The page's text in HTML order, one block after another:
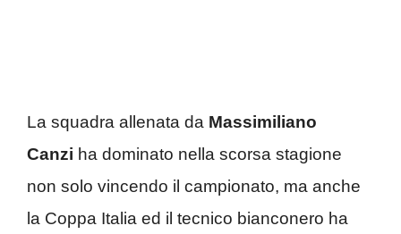
La squadra allenata da Massimiliano
Canzi ha dominato nella scorsa stagione
non solo vincendo il campionato, ma anche
la Coppa Italia ed il tecnico bianconero ha